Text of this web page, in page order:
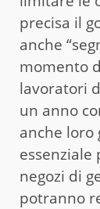
precisa il
anche
momento
lavoratori
un anno
anche loro
essenziale
negozi di
potranno